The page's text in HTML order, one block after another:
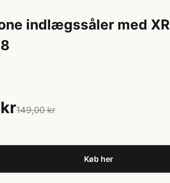
indlægssåler med
149,00 kr
Køb her